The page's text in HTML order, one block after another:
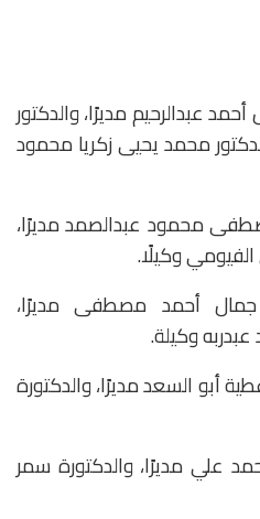
عبدالرحيم مديرًا، والدكتور
محمد يحيى زكريا محمود
محمود عبدالصمد مديرًا،
وكيلًا.
أحمد مصطفى مديرًا،
وكيلة.
أبو السعد مديرًا، والدكتورة
علي مديرًا، والدكتورة سمر